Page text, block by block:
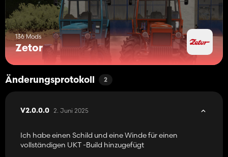
136 Mods
Zetor
Änderungsprotokoll 2
V2.0.0.0 2. Juni 2025
Ich habe einen Schild und eine Winde für einen
vollständigen UKT -Build hinzugefügt